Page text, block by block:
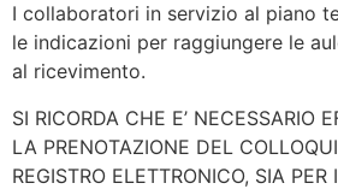
I collaboratori in servizio al piano
le indicazioni per raggiungere le
al ricevimento.
SI RICORDA CHE E’ NECESSARIO
LA PRENOTAZIONE DEL
REGISTRO ELETTRONICO, SIA